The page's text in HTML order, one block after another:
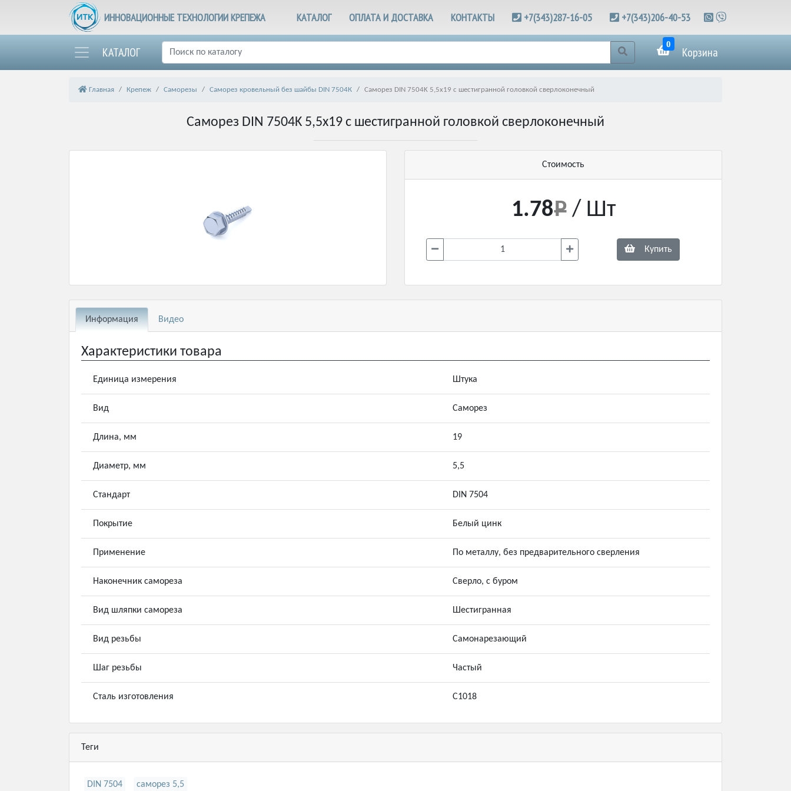
ИННОВАЦИОННЫЕ ТЕХНОЛОГИИ КРЕПЕЖА КАТАЛОГ ОПЛАТА И ДОСТАВКА КОНТАКТЫ +7(343)287-16-05 +7(343)206-40-53
КАТАЛОГ
0
Корзина
Главная Крепеж Саморезы Саморез кровельный без шайбы DIN 7504К Саморез DIN 7504K 5,5х19 с шестигранной головкой сверлоконечный
Саморез DIN 7504K 5,5х19 с шестигранной головкой сверлоконечный
Стоимость
1.78 / Шт
Купить
Информация Видео
Характеристики товара
Единица измерения Штука
Вид Саморез
Длина, мм 19
Диаметр, мм 5,5
Стандарт DIN 7504
Покрытие Белый цинк
Применение По металлу, без предварительного сверления
Наконечник самореза Сверло, с буром
Вид шляпки самореза Шестигранная
Вид резьбы Самонарезающий
Шаг резьбы Частый
Сталь изготовления С1018
Теги
DIN 7504 саморез 5,5